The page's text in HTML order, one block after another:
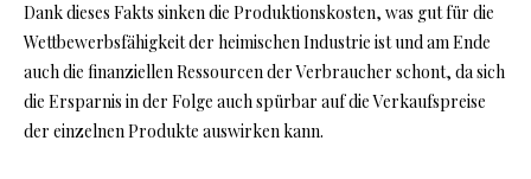
Dank dieses Fakts sinken die Produktionskosten, was gut für die
Wettbewerbsfähigkeit der heimischen Industrie ist und am Ende
auch die finanziellen Ressourcen der Verbraucher schont, da sich
die Ersparnis in der Folge auch spürbar auf die Verkaufspreise
der einzelnen Produkte auswirken kann.